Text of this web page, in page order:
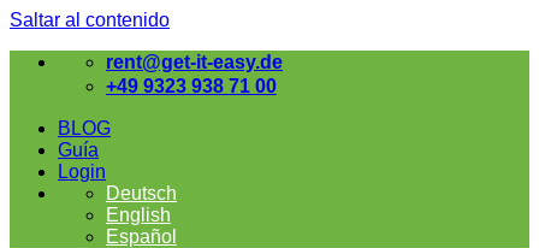
Saltar al contenido
rent@get-it-easy.de
+49 9323 938 71 00
BLOG
Guía
Login
Deutsch
English
Español